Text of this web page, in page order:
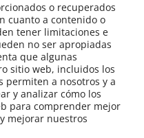
o recuperados
cuanto a contenido o
tener limitaciones e
no ser apropiadas
que algunas
sitio web, incluidos los
permiten a nosotros y a
y analizar cómo los
para comprender mejor
mejorar nuestros